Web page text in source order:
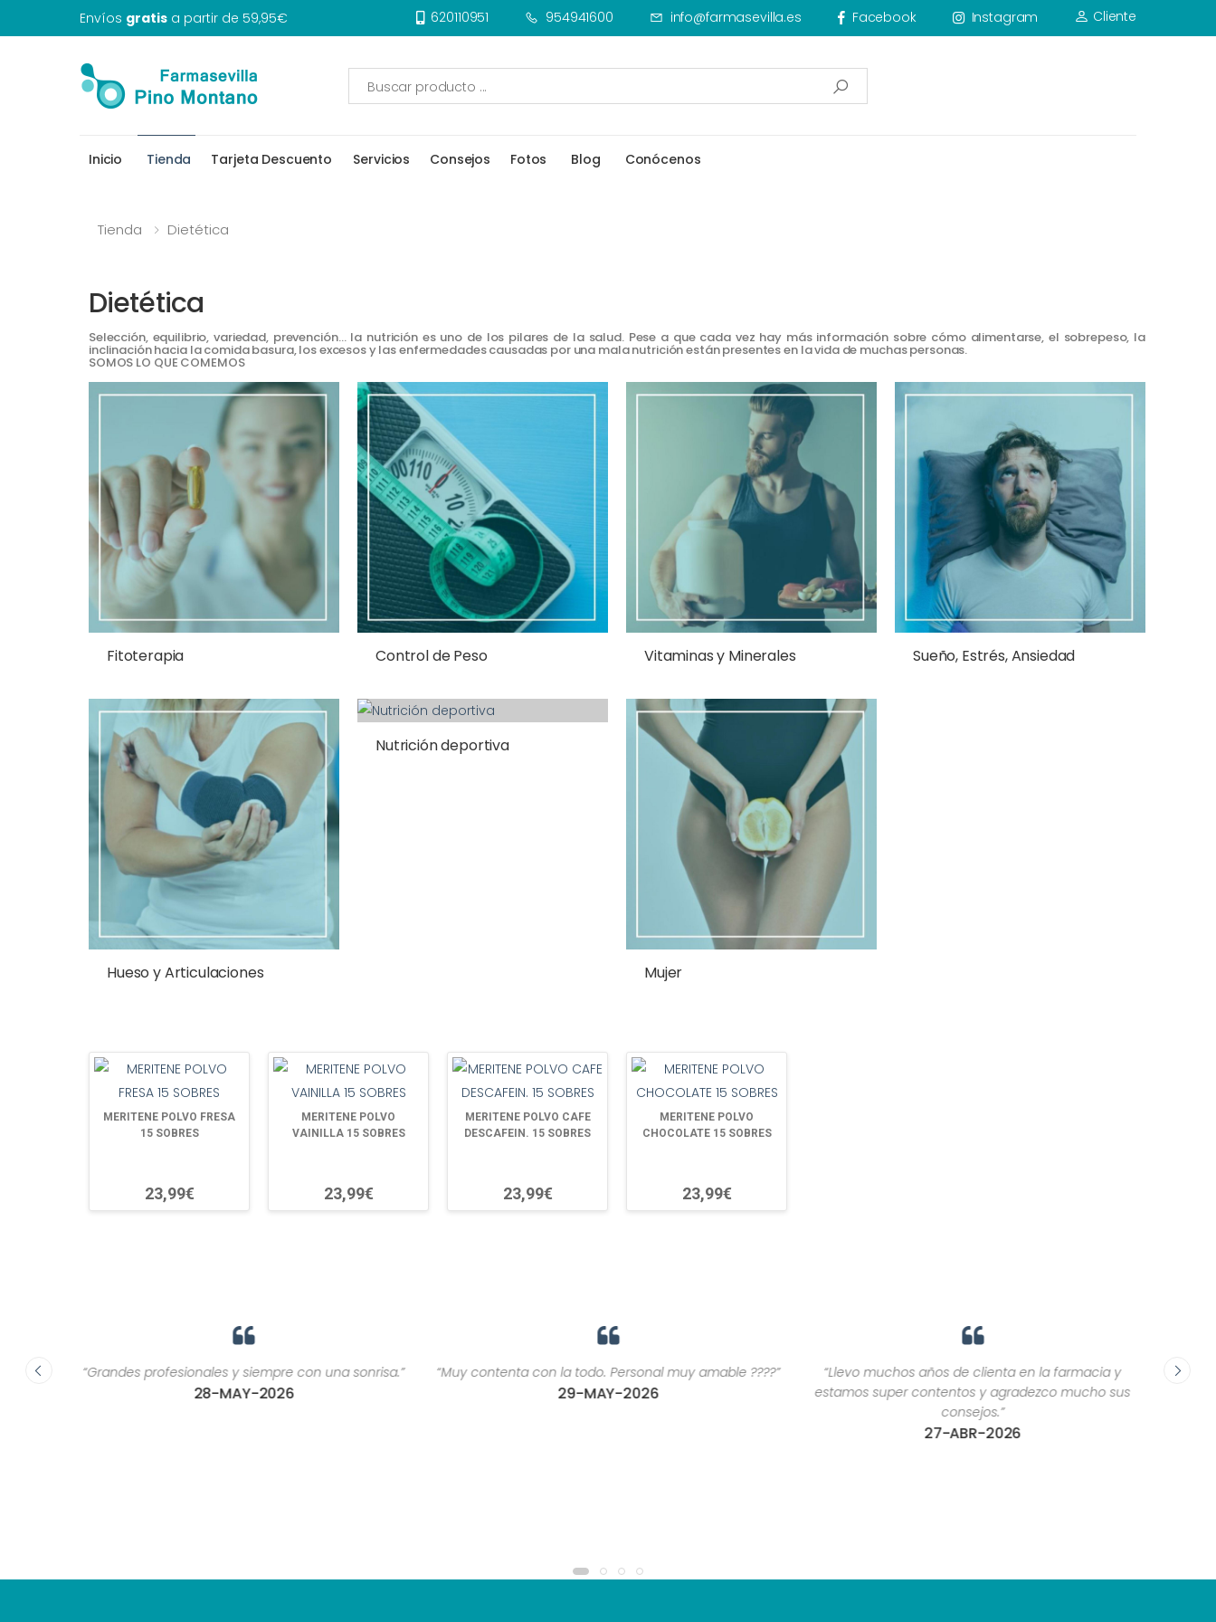
Envíos gratis a partir de 59,95€ 620110951 954941600 info@farmasevilla.es Facebook Instagram Cliente
Inicio Tienda Tarjeta Descuento Servicios Consejos Fotos Blog Conócenos
Tienda Dietética
Dietética
Selección, equilibrio, variedad, prevención… la nutrición es uno de los pilares de la salud. Pese a que cada vez hay más información sobre cómo alimentarse, el sobrepeso, la
inclinación hacia la comida basura, los excesos y las enfermedades causadas por una mala nutrición están presentes en la vida de muchas personas.
SOMOS LO QUE COMEMOS
Fitoterapia Control de Peso Vitaminas y Minerales Sueño, Estrés, Ansiedad
Hueso y Articulaciones
Nutrición deportiva
Mujer
MERITENE POLVO FRESA
15 SOBRES
23,99€
MERITENE POLVO
VAINILLA 15 SOBRES
23,99€
MERITENE POLVO CAFE
DESCAFEIN. 15 SOBRES
23,99€
MERITENE POLVO
CHOCOLATE 15 SOBRES
23,99€
son
“Grandes profesionales y siempre con una sonrisa.”
28-MAY-2026
“Muy contenta con la todo. Personal muy amable ????”
29-MAY-2026
“Llevo muchos años de clienta en la farmacia y
estamos super contentos y agradezco mucho sus
consejos.”
27-ABR-2026
“El